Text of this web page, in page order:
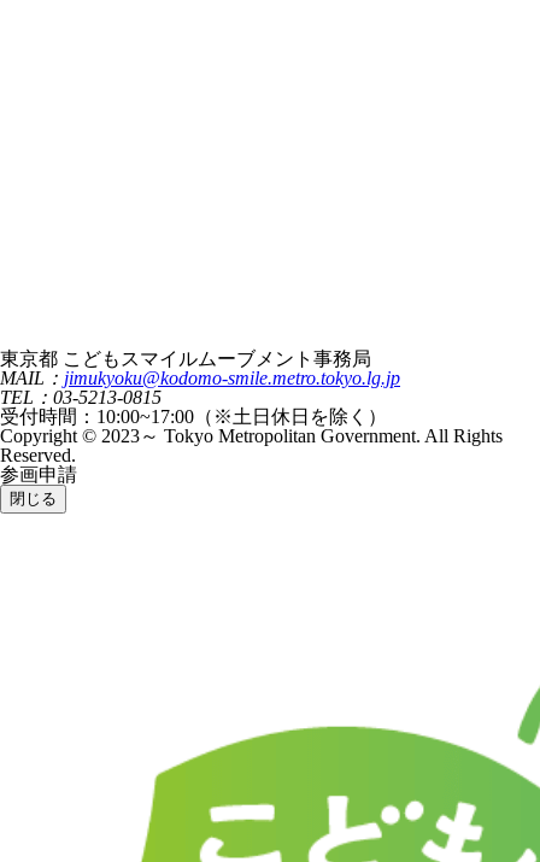
東京都 こどもスマイルムーブメント事務局
MAIL： jimukyoku@kodomo-smile.metro.tokyo.lg.jp
TEL：03-5213-0815
受付時間：10:00~17:00（※土日休日を除く）
Copyright © 2023～ Tokyo Metropolitan Government. All Rights
Reserved.
参画申請
閉じる